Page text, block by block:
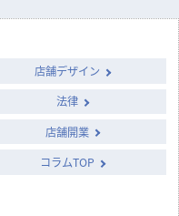
店舗デザイン
法律
店舗開業
コラムTOP